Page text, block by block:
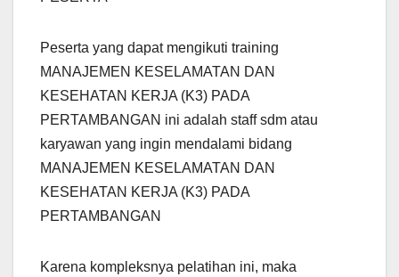
Peserta yang dapat mengikuti training
MANAJEMEN KESELAMATAN DAN
KESEHATAN KERJA (K3) PADA
PERTAMBANGAN ini adalah staff sdm atau
karyawan yang ingin mendalami bidang
MANAJEMEN KESELAMATAN DAN
KESEHATAN KERJA (K3) PADA
PERTAMBANGAN
Karena kompleksnya pelatihan ini, maka